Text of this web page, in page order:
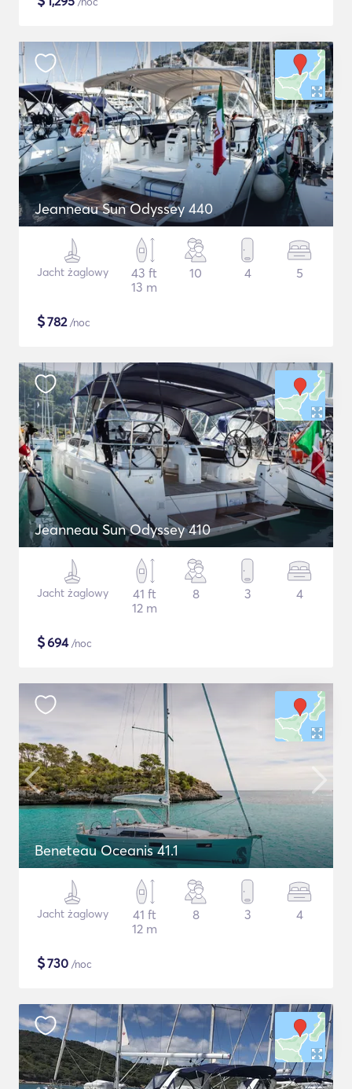
Jeanneau Sun Odyssey 440
Jacht żaglowy
43 ft
13 m
10 4 5
$782/noc
Jeanneau Sun Odyssey 410
Jacht żaglowy
41 ft
12 m
8 3 4
$694/noc
Beneteau Oceanis 41.1
Jacht żaglowy
41 ft
12 m
8 3 4
$730 /noc